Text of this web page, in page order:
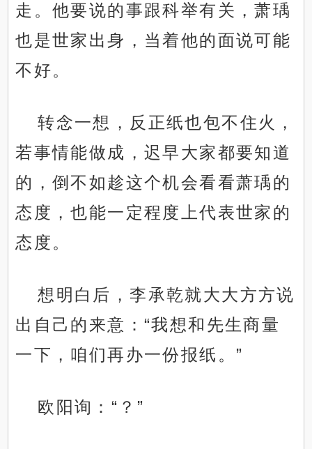
走。他要说的事跟科举有关，萧瑀
也是世家出身，当着他的面说可能
不好。
转念一想，反正纸也包不住火，
若事情能做成，迟早大家都要知道
的，倒不如趁这个机会看看萧瑀的
态度，也能一定程度上代表世家的
态度。
想明白后，李承乾就大大方方说
出自己的来意：“我想和先生商量
一下，咱们再办一份报纸。”
欧阳询：“？”